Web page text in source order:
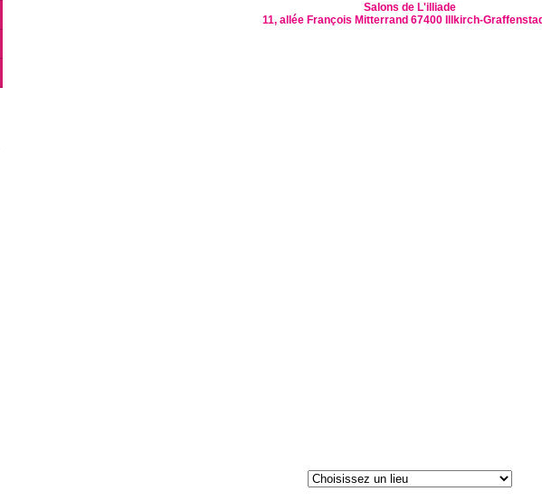
Salons de L'illiade
11, allée François Mitterrand 67400 Illkirch-